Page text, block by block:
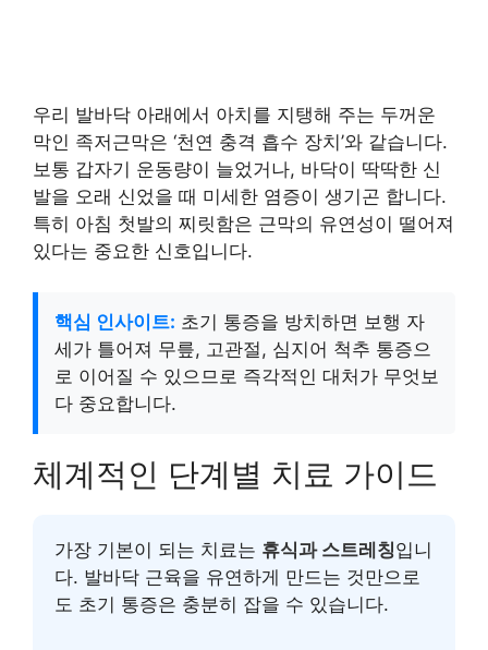
우리 발바닥 아래에서 아치를 지탱해 주는 두꺼운
막인 족저근막은 ‘천연 충격 흡수 장치’와 같습니다.
보통 갑자기 운동량이 늘었거나, 바닥이 딱딱한 신
발을 오래 신었을 때 미세한 염증이 생기곤 합니다.
특히 아침 첫발의 찌릿함은 근막의 유연성이 떨어져
있다는 중요한 신호입니다.
핵심 인사이트: 초기 통증을 방치하면 보행 자
세가 틀어져 무릎, 고관절, 심지어 척추 통증으
로 이어질 수 있으므로 즉각적인 대처가 무엇보
다 중요합니다.
체계적인 단계별 치료 가이드
가장 기본이 되는 치료는 휴식과 스트레칭입니
다. 발바닥 근육을 유연하게 만드는 것만으로
도 초기 통증은 충분히 잡을 수 있습니다.